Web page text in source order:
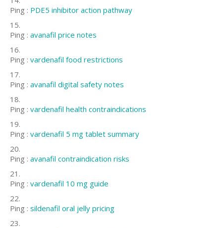
Ping : PDE5 inhibitor action pathway
Ping : avanafil price notes
Ping : vardenafil food restrictions
Ping : avanafil digital safety notes
Ping : vardenafil health contraindications
Ping : vardenafil 5 mg tablet summary
Ping : avanafil contraindication risks
Ping : vardenafil 10 mg guide
Ping : sildenafil oral jelly pricing